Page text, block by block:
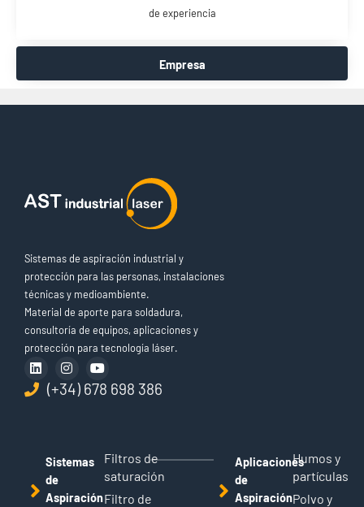
de experiencia
Empresa
Sistemas de aspiración industrial y
protección para las personas, instalaciones
técnicas y medioambiente.
Material de aporte para soldadura,
consultoría de equipos, aplicaciones y
protección para tecnología láser.
(+34) 678 698 386
Sistemas
de
Aspiración
Filtros de
saturación
Filtro de
Aplicaciones
de
Aspiración
Humos y
partículas
Polvo y